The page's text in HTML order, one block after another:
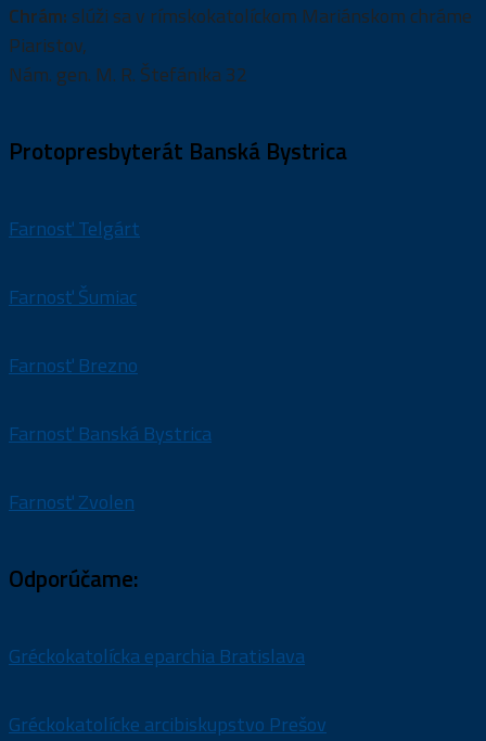
Chrám: slúži sa v rímskokatolíckom Mariánskom chráme
Piaristov,
Nám. gen. M. R. Štefánika 32
Protopresbyterát Banská Bystrica
Farnosť Telgárt
Farnosť Šumiac
Farnosť Brezno
Farnosť Banská Bystrica
Farnosť Zvolen
Odporúčame:
Gréckokatolícka eparchia Bratislava
Gréckokatolícke arcibiskupstvo Prešov